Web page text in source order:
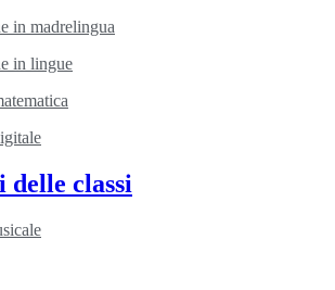
in madrelingua
in lingue
classi